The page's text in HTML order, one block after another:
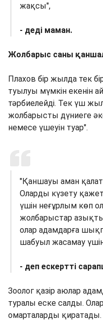
жақсы",
- деді маман.
Жолбарыс саны
Плахов бір жылда тек
туылуы мүмкін екенін
тәрбиелейді. Тек үш
жолбарысты дүниеге
немесе үшеуін туар".
"Қаншауы аман
Оларды күзету
үшін неғұрлым көп
жолбарыстар азықты
олар адамдарға
шабуыл жасамау
- деп ескертті
Зоолог қазір аюлар
туралы еске салды.
омарталарды